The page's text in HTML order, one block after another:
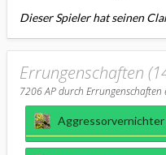
Dieser Spieler hat seinen
Errungenschaften
7206AP durch Errungenschaften
Aggressorvernichter